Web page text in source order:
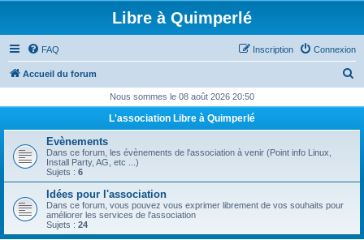
Libre à Quimperlé
FAQ Connexion
Inscription
Accueil du forum
h
Nous sommes le 08 août 2026 20:50
L'association Libre à Quimperlé
Evènements
Dans ce forum, les évènements de l'association à venir (Point info Linux,
Install Party, AG, etc ...)
Sujets : 6
Idées pour l'association
Dans ce forum, vous pouvez vous exprimer librement de vos souhaits pour
améliorer les services de l'association
Sujets : 24